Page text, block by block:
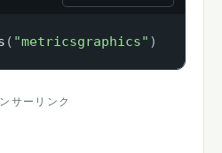
( "metricsgraphics" )
サーリンク